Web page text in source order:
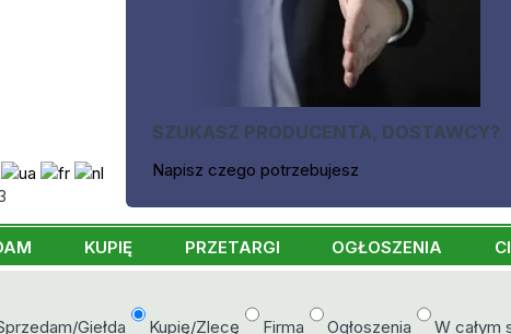
SZUKASZ PRODUCENTA, DOSTAWCY?
Napisz czego potrzebujesz
KUPIĘ PRZETARGI OGŁOSZENIA
Giełda Kupię/Zlecę Firma Ogłoszenia W całym